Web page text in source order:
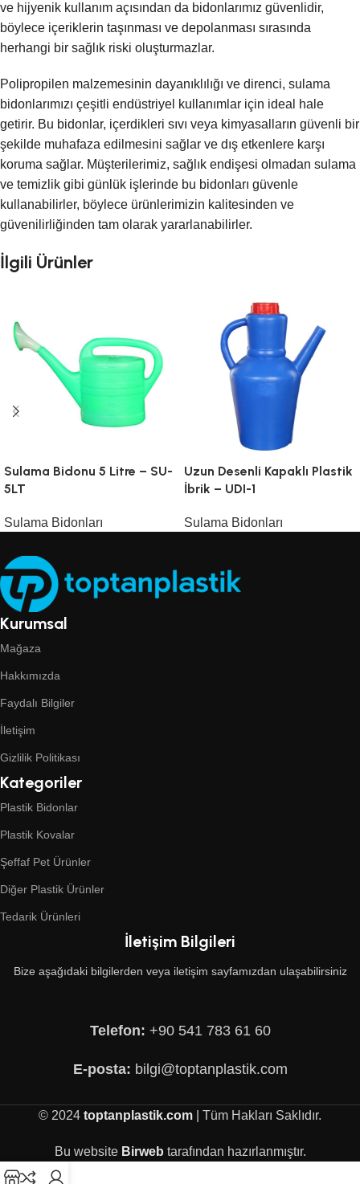
ve hijyenik kullanım açısından da bidonlarımız güvenlidir,
böylece içeriklerin taşınması ve depolanması sırasında
herhangi bir sağlık riski oluşturmazlar.
Polipropilen malzemesinin dayanıklılığı ve direnci, sulama
bidonlarımızı çeşitli endüstriyel kullanımlar için ideal hale
getirir. Bu bidonlar, içerdikleri sıvı veya kimyasalların güvenli bir
şekilde muhafaza edilmesini sağlar ve dış etkenlere karşı
koruma sağlar. Müşterilerimiz, sağlık endişesi olmadan sulama
ve temizlik gibi günlük işlerinde bu bidonları güvenle
kullanabilirler, böylece ürünlerimizin kalitesinden ve
güvenilirliğinden tam olarak yararlanabilirler.
İlgili Ürünler
Sulama Bidonu 5 Litre – SU-
5LT
Sulama Bidonları
Uzun Desenli Kapaklı Plastik
İbrik – UDI-1
Sulama Bidonları
Kurumsal
Mağaza
Hakkımızda
Faydalı Bilgiler
İletişim
Gizlilik Politikası
Kategoriler
Plastik Bidonlar
Plastik Kovalar
Şeffaf Pet Ürünler
Diğer Plastik Ürünler
Tedarik Ürünleri
İletişim Bilgileri
Bize aşağıdaki bilgilerden veya iletişim sayfamızdan ulaşabilirsiniz
Telefon: +90 541 783 61 60
E-posta: bilgi@toptanplastik.com
© 2024 toptanplastik.com | Tüm Hakları Saklıdır.
Bu website Birweb tarafından hazırlanmıştır.